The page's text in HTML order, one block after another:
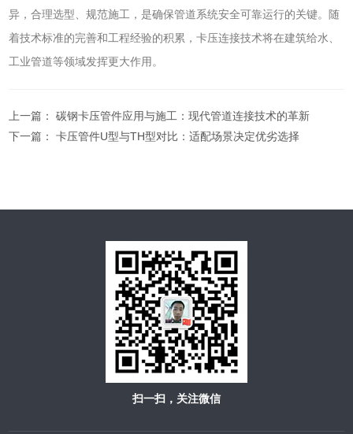
异，合理选型、规范施工，是确保管道系统安全可靠运行的关键。随
着技术标准的完善和工程经验的积累，卡压连接技术将在建筑给水、
工业管道等领域发挥更大作用。
上一篇：碳钢卡压管件应用与施工：现代管道连接技术的革新
下一篇：卡压管件U型与TH型对比：适配场景决定优劣选择
扫一扫，关注微信